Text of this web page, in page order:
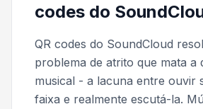
codes do
QR codes do SoundCloud
problema de atrito que mata a
musical - a lacuna entre ouvir
faixa e realmente escutá-la.